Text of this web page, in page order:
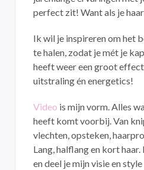
perfect zit! Want als je
Ik wil je inspireren om het
te halen, zodat je mét je
heeft weer een groot
uitstraling én energetics!
Video is mijn vorm. Alles
heeft komt voorbij. Van
vlechten, opsteken,
Lang, halflang en kort
en deel je mijn visie en